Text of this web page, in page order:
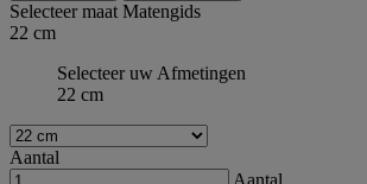
Selecteer maatMatengids
22 cm
Selecteer uw Afmetingen
22 cm
Aantal